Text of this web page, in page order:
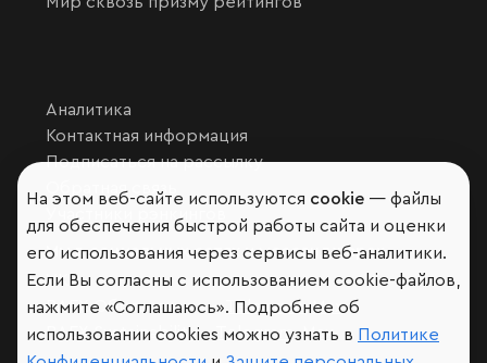
Аналитика
Контактная информация
Подписаться на рассылку
Обратная связь
Участники рэнкингов
Мы в социальных сетях и мессенджерах
VK
RAEX Образование – Telegram,Max
RAEX Sustainability –Telegram,Max
На этом веб-сайте используются cookie — файлы
для обеспечения быстрой работы сайта и оценки
его использования через сервисы веб-аналитики.
Если Вы согласны с использованием cookie-файлов,
нажмите «Соглашаюсь». Подробнее об
использовании cookies можно узнать в Политике